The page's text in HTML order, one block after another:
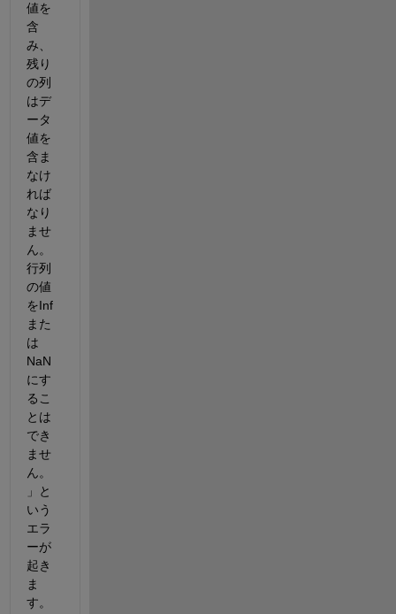
値を
含
み、
残り
の列
はデ
ータ
値を
含ま
なけ
れば
なり
ませ
ん。
行列
の値
をInf
また
は
NaN
にす
るこ
とは
でき
ませ
ん。
」と
いう
エラ
ーが
起き
ま
す。